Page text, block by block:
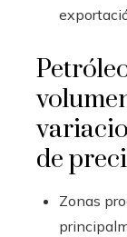
de
Zonas